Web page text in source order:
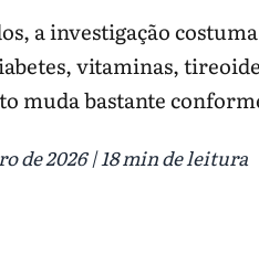
a investigação
vitaminas,
muda bastante
de 2026 | 18 min de leitura